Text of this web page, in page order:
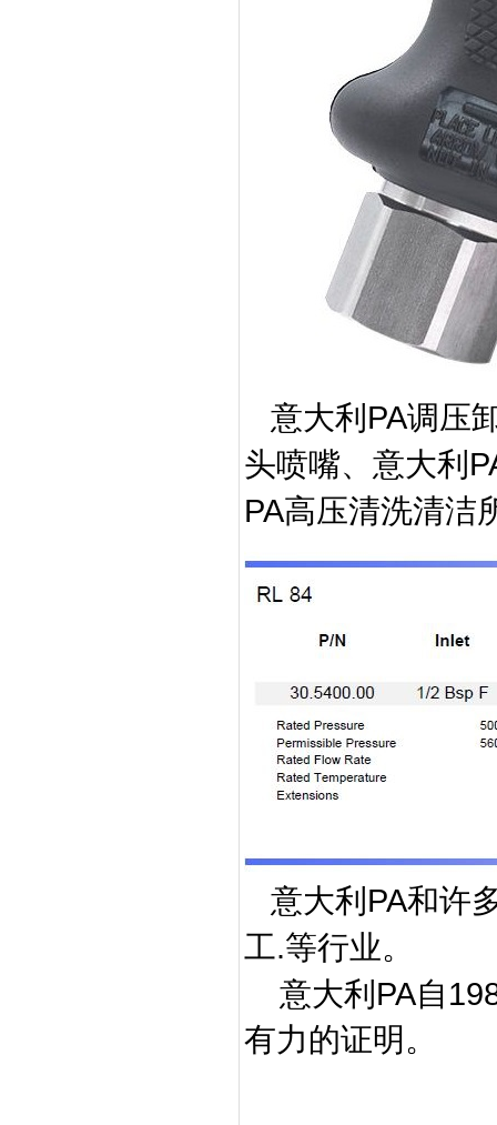
意大利 PA调压
头喷嘴、意大利
PA高压清洗清洁
意大利 PA和许
工.等行业。
意大利 PA自
有力的证明。